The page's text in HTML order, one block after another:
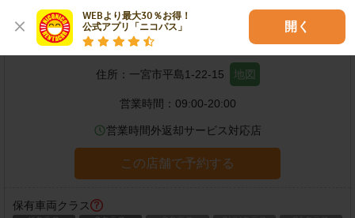
WEBより最大30％お得！
公式アプリ「ニコパス」
開く
一宮平島店
住所： 一宮市平島1-22-15 地図
営業時間： 09:00-20:00
営業時間外返却サービス対応店
この店舗で予約する
保有車両クラス